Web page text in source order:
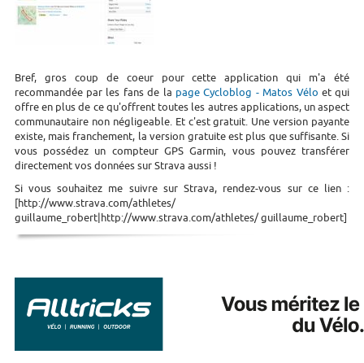
Bref, gros coup de coeur pour cette application qui m'a été
recommandée par les fans de la page Cycloblog - Matos Vélo et qui
offre en plus de ce qu'offrent toutes les autres applications, un aspect
communautaire non négligeable. Et c'est gratuit. Une version payante
existe, mais franchement, la version gratuite est plus que suffisante. Si
vous possédez un compteur GPS Garmin, vous pouvez transférer
directement vos données sur Strava aussi !
Si vous souhaitez me suivre sur Strava, rendez-vous sur ce lien :
[http://www.strava.com/athletes/
guillaume_robert|http://www.strava.com/athletes/ guillaume_robert]